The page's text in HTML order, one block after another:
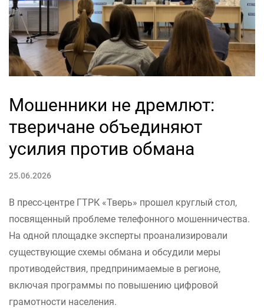
Мошенники не дремлют:
тверичане объединяют
усилия против обмана
25.06.2026
В пресс-центре ГТРК «Тверь» прошел круглый стол,
посвященный проблеме телефонного мошенничества.
На одной площадке эксперты проанализировали
существующие схемы обмана и обсудили меры
противодействия, предпринимаемые в регионе,
включая программы по повышению цифровой
грамотности населения.